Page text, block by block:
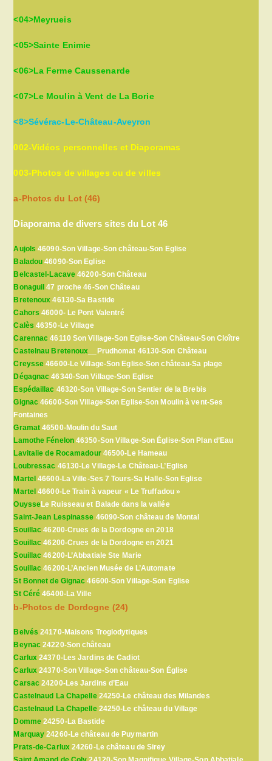
<04>Meyrueis
<05>Sainte Enimie
<06>La Ferme Caussenarde
<07>Le Moulin à Vent de La Borie
<8>Sévérac-Le-Château-Aveyron
002-Vidéos personnelles et Diaporamas
003-Photos de villages ou de villes
a-Photos du Lot (46)
Diaporama de divers sites du Lot 46
Aujols 46090-Son Village-Son château-Son Eglise
Baladou 46090-Son Eglise
Belcastel-Lacave 46200-Son Château
Bonaguil 47 proche 46-Son Château
Bretenoux 46130-Sa Bastide
Cahors 46000- Le Pont Valentré
Calès 46350-Le Village
Carennac 46110 Son Village-Son Eglise-Son Château-Son Cloître
Castelnau Bretenoux __Prudhomat 46130-Son Château
Creysse 46600-Le Village-Son Eglise-Son château-Sa plage
Dégagnac 46340-Son Village-Son Eglise
Espédaillac 46320-Son Village-Son Sentier de la Brebis
Gignac 46600-Son Village-Son Eglise-Son Moulin à vent-Ses
Fontaines
Gramat 46500-Moulin du Saut
Lamothe Fénelon46350-Son Village-Son Église-Son Plan d’Eau
Lavitalie de Rocamadour46500-Le Hameau
Loubressac 46130-Le Village-Le Château-L’Eglise
Martel 46600-La Ville-Ses 7 Tours-Sa Halle-Son Eglise
Martel 46600-Le Train à vapeur « Le Truffadou »
OuysseLe Ruisseau et Balade dans la vallée
Saint-Jean Lespinasse 46090-Son château de Montal
Souillac 46200-Crues de la Dordogne en 2018
Souillac 46200-Crues de la Dordogne en 2021
Souillac 46200-L’Abbatiale Ste Marie
Souillac 46200-L’Ancien Musée de L’Automate
St Bonnet de Gignac 46600-Son Village-Son Eglise
St Céré 46400-La Ville
b-Photos de Dordogne (24)
Belvés 24170-Maisons Troglodytiques
Beynac 24220-Son château
Carlux 24370-Les Jardins de Cadiot
Carlux 24370-Son Village-Son château-Son Église
Carsac 24200-Les Jardins d’Eau
Castelnaud La Chapelle24250-Le château des Milandes
Castelnaud La Chapelle24250-Le château du Village
Domme24250-La Bastide
Marquay 24260-Le château de Puymartin
Prats-de-Carlux24260-Le château de Sirey